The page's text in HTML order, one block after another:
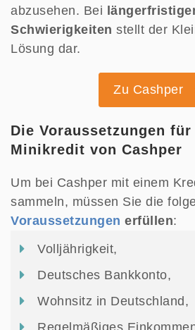
abzusehen. Bei
Schwierigkeiten stellt der
Lösung dar.
Zu Cashper
Die Voraussetzungen für
Minikredit von Cashper
Um bei Cashper mit einem
sammeln, müssen Sie die
Voraussetzungen erfüllen:
Volljährigkeit,
Deutsches Bankkonto,
Wohnsitz in Deutschland,